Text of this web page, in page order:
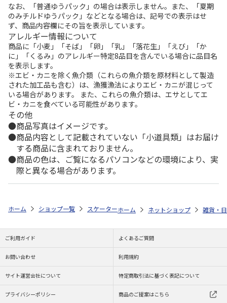
なお、「普通ゆうパック」の場合は表示しません。また、「夏期
のみチルドゆうパック」などとなる場合は、記号での表示はせ
ず、商品内容欄にその旨を表示しています。
アレルギー情報について
商品に「小麦」「そば」「卵」「乳」「落花生」「えび」「か
に」「くるみ」のアレルギー特定8品目を含んでいる場合に品目名
を表示します。
※エビ・カニを除く魚介類（これらの魚介類を原材料として製造
された加工品も含む）は、漁獲漁法によりエビ・カニが混じって
いる場合があります。 また、これらの魚介類は、エサとしてエ
ビ・カニを食べている可能性があります。
その他
商品写真はイメージです。
商品内容として記載されていない「小道具類」はお届け
する商品に含まれておりません。
商品の色は、ご覧になるパソコンなどの環境により、実
際と異なる場合があります。
ホーム ショップ一覧 スケーター アイスバッグ(氷のう) M くまのプ
ホーム ネットショップ 雑貨・
ご利用ガイド よくあるご質問
お問い合わせ 利用規約
サイト運営会社について 特定商取引法に基づく表記について
プライバシーポリシー 商品のご提案はこちら